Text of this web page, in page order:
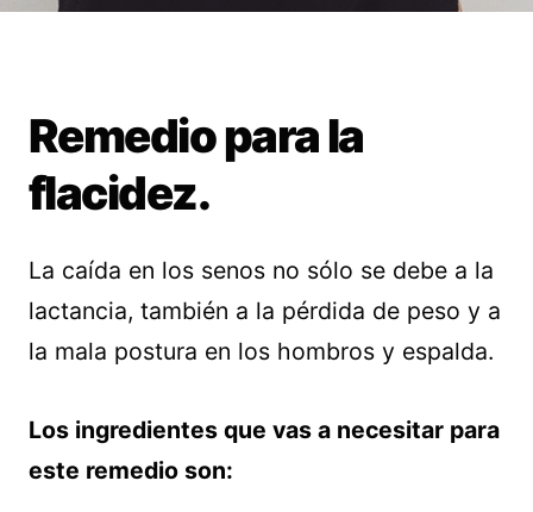
Remedio para la
flacidez.
La caída en los senos no sólo se debe a la
lactancia, también a la pérdida de peso y a
la mala postura en los hombros y espalda.
Los ingredientes que vas a necesitar para
este remedio son: